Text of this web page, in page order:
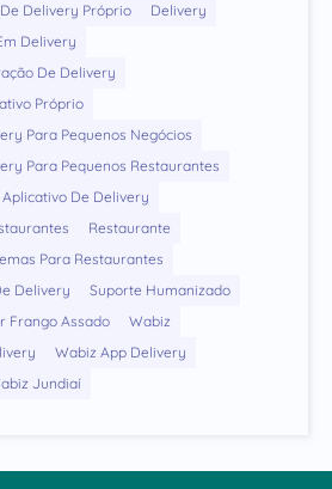
Delivery Próprio
Delivery
Delivery
De Delivery
Próprio
Para Pequenos Negócios
Para Pequenos Restaurantes
De Delivery
Restaurante
Para Restaurantes
Delivery
Suporte Humanizado
Frango Assado
Wabiz
Wabiz App Delivery
Jundiaí